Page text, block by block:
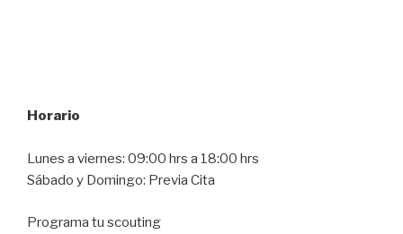
Horario
Lunes a viernes: 09:00 hrs a 18:00 hrs
Sábado y Domingo: Previa Cita
Programa tu scouting